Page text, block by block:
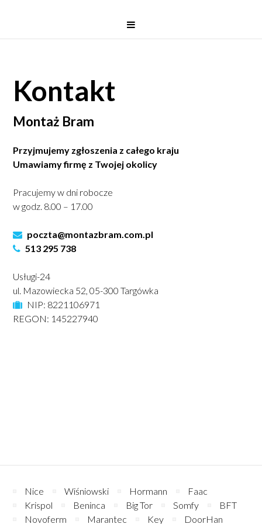
Kontakt
Montaż Bram
Przyjmujemy zgłoszenia z całego kraju
Umawiamy firmę z Twojej okolicy
Pracujemy w dni robocze
w godz. 8.00 – 17.00
poczta@montazbram.com.pl
513 295 738
Usługi-24
ul. Mazowiecka 52, 05-300 Targówka
NIP: 8221106971
REGON: 145227940
Nice Wiśniowski Hormann
Faac
Krispol
Beninca Big Tor Somfy
BFT
Novoferm
Marantec Key DoorHan